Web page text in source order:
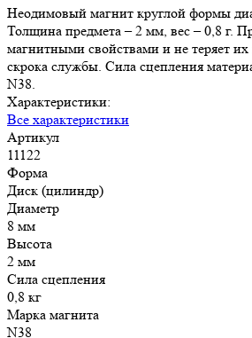
Неодимовый магнит круглой формы
Толщина предмета – 2 мм, вес – 0,8 г.
магнитными свойствами и не теряет
скрока службы. Сила сцепления
N38.
Характеристики:
Все характеристики
Артикул
11122
Форма
Диск (цилиндр)
Диаметр
8 мм
Высота
2 мм
Сила сцепления
0,8 кг
Марка магнита
N38